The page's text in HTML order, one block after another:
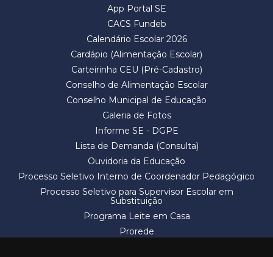
App Portal SE
CACS Fundeb
Calendário Escolar 2026
Cardápio (Alimentação Escolar)
Carteirinha CEU (Pré-Cadastro)
Conselho de Alimentação Escolar
Conselho Municipal de Educação
Galeria de Fotos
Informe SE - DGPE
Lista de Demanda (Consulta)
Ouvidoria da Educação
Processo Seletivo Interno de Coordenador Pedagógico
Processo Seletivo para Supervisor Escolar em
Substituição
Programa Leite em Casa
Prorede